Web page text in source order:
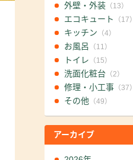
外壁・外装（13）
エコキュート （17）
キッチン （4）
お風呂 （11）
トイレ （15）
洗面化粧台（2）
修理・小工事（37）
その他 （49）
アーカイブ